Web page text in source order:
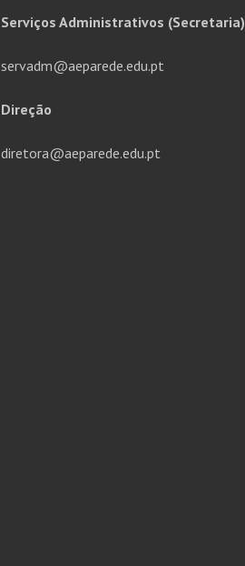
Serviços Administrativos (Secretaria)
servadm@aeparede.edu.pt
Direção
diretora@aeparede.edu.pt